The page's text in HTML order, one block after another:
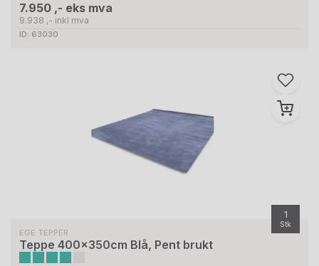
7.950 ,- eks mva
9.938 ,- inkl mva
ID: 63030
1
Stk
EGE TEPPER
Teppe 400x350cm Blå, Pent brukt